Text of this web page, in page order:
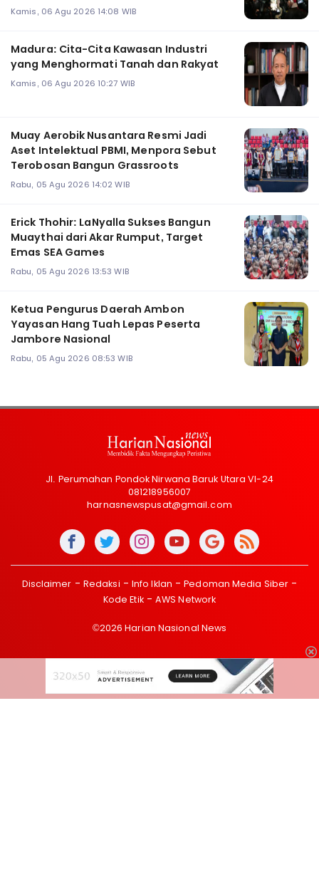
Kamis, 06 Agu 2026 14:08 WIB
Madura: Cita-Cita Kawasan Industri
yang Menghormati Tanah dan Rakyat
Kamis, 06 Agu 2026 10:27 WIB
Muay Aerobik Nusantara Resmi Jadi
Aset Intelektual PBMI, Menpora Sebut
Terobosan Bangun Grassroots
Rabu, 05 Agu 2026 14:02 WIB
Erick Thohir: LaNyalla Sukses Bangun
Muaythai dari Akar Rumput, Target
Emas SEA Games
Rabu, 05 Agu 2026 13:53 WIB
Ketua Pengurus Daerah Ambon
Yayasan Hang Tuah Lepas Peserta
Jambore Nasional
Rabu, 05 Agu 2026 08:53 WIB
Jl. Perumahan Pondok Nirwana Baruk Utara VI-24
081218956007
harnasnewspusat@gmail.com
Disclaimer Redaksi Info Iklan
Pedoman Media Siber
Kode Etik
AWS Network
©2026 Harian Nasional News